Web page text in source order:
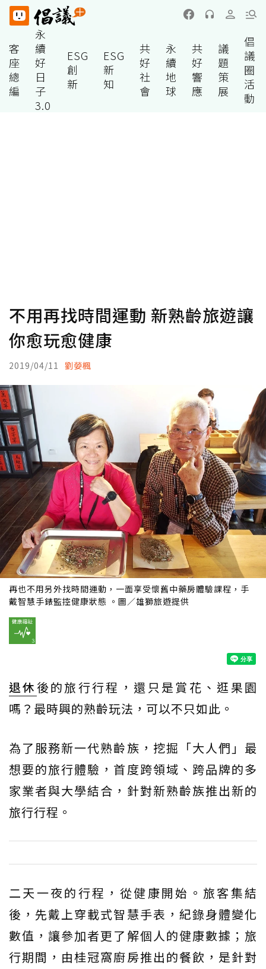
客
座
總
編
永
續
好
日
子
3.0
ESG
創
新
ESG
新
知
共
好
社
會
永
續
地
球
共
好
響
應
議
題
策
展
倡
議
圈
活
動
不用再找時間運動 新熟齡旅遊讓
你愈玩愈健康
2019/04/11 劉嫈楓
再也不用另外找時間運動，一面享受懷舊中藥房體驗課程，手
戴智慧手錶監控健康狀態 。圖／雄獅旅遊提供
退休 後的旅行行程，還只是賞花、逛果園
嗎？最時興的熟齡玩法，可以不只如此。
為了服務新一代熟齡族，挖掘「大人們」最
想要的旅行體驗，首度跨領域、跨品牌的多
家業者與大學結合，針對新熟齡族推出新的
旅行行程。
二天一夜的行程，從健康開始。旅客集結
後，先戴上穿載式智慧手表，紀錄身體變化
數值，讓參加者更了解個人的健康數據；旅
行期間，由桂冠窩廚房推出的餐飲，是針對